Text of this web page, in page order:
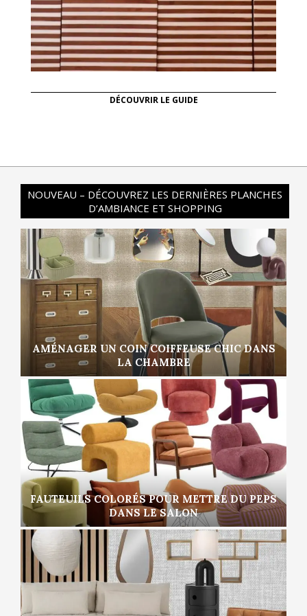
DÉCOUVRIR LE GUIDE
NOUVEAU – DÉCOUVREZ LES DERNIÈRES PLANCHES
D’AMBIANCE ET SHOPPING
AMÉNAGER UN COIN COIFFEUSE CHIC DANS
LA CHAMBRE
FAUTEUILS COLORÉS POUR METTRE DU PEPS
DANS LE SALON